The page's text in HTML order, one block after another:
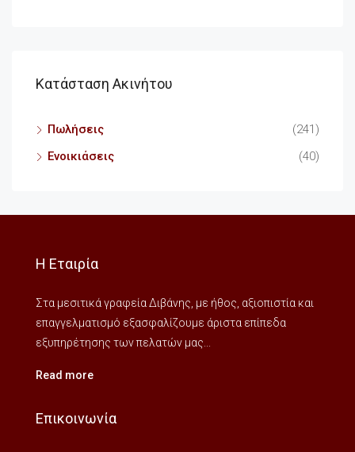
Κατάσταση Ακινήτου
Πωλήσεις
(241)
Ενοικιάσεις
(40)
Η Εταιρία
Στα μεσιτικά γραφεία Διβάνης, με ήθος, αξιοπιστία και
επαγγελματισμό εξασφαλίζουμε άριστα επίπεδα
εξυπηρέτησης των πελατών μας...
Read more
Επικοινωνία